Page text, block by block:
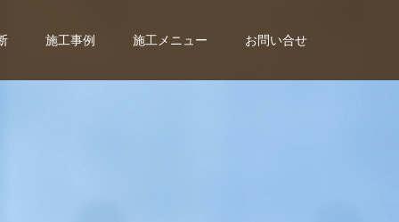
施工事例 施工メニュー お問い合せ